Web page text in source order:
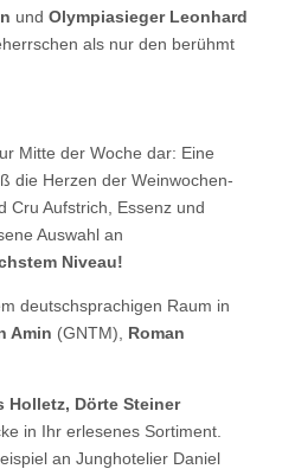
und Olympiasieger Leonhard
als nur den berühmt
Mitte der Woche dar: Eine
die Herzen der Weinwochen-
Cru Aufstrich, Essenz und
Auswahl an
Niveau!
deutschsprachigen Raum in
Amin (GNTM),
Roman
Holletz, Dörte Steiner
in Ihr erlesenes Sortiment.
an Junghotelier Daniel